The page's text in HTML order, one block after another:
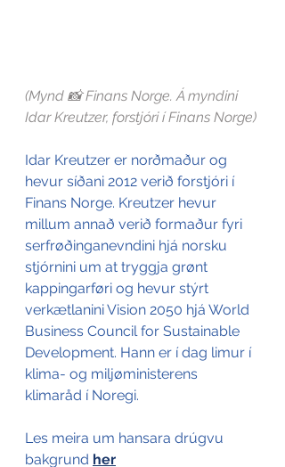
(Mynd 📸 Finans Norge. Á myndini
Idar Kreutzer, forstjóri í Finans Norge)
Idar Kreutzer er norðmaður og
hevur síðani 2012 verið forstjóri í
Finans Norge. Kreutzer hevur
millum annað verið formaður fyri
serfrøðinganevndini hjá norsku
stjórnini um at tryggja grønt
kappingarføri og hevur stýrt
verkætlanini Vision 2050 hjá World
Business Council for Sustainable
Development. Hann er í dag limur í
klima- og miljøministerens
klimaråd í Noregi.
Les meira um hansara drúgvu
bakgrund her